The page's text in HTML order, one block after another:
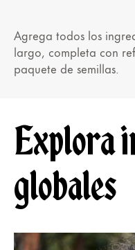
Agrega todos los
largo, completa con
paquete de semillas.
Explora
globales